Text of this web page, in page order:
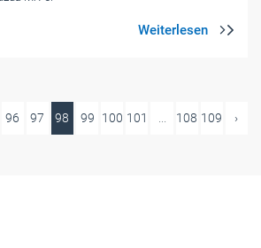
96 97 98 99 100 101 ... 108 109 ›